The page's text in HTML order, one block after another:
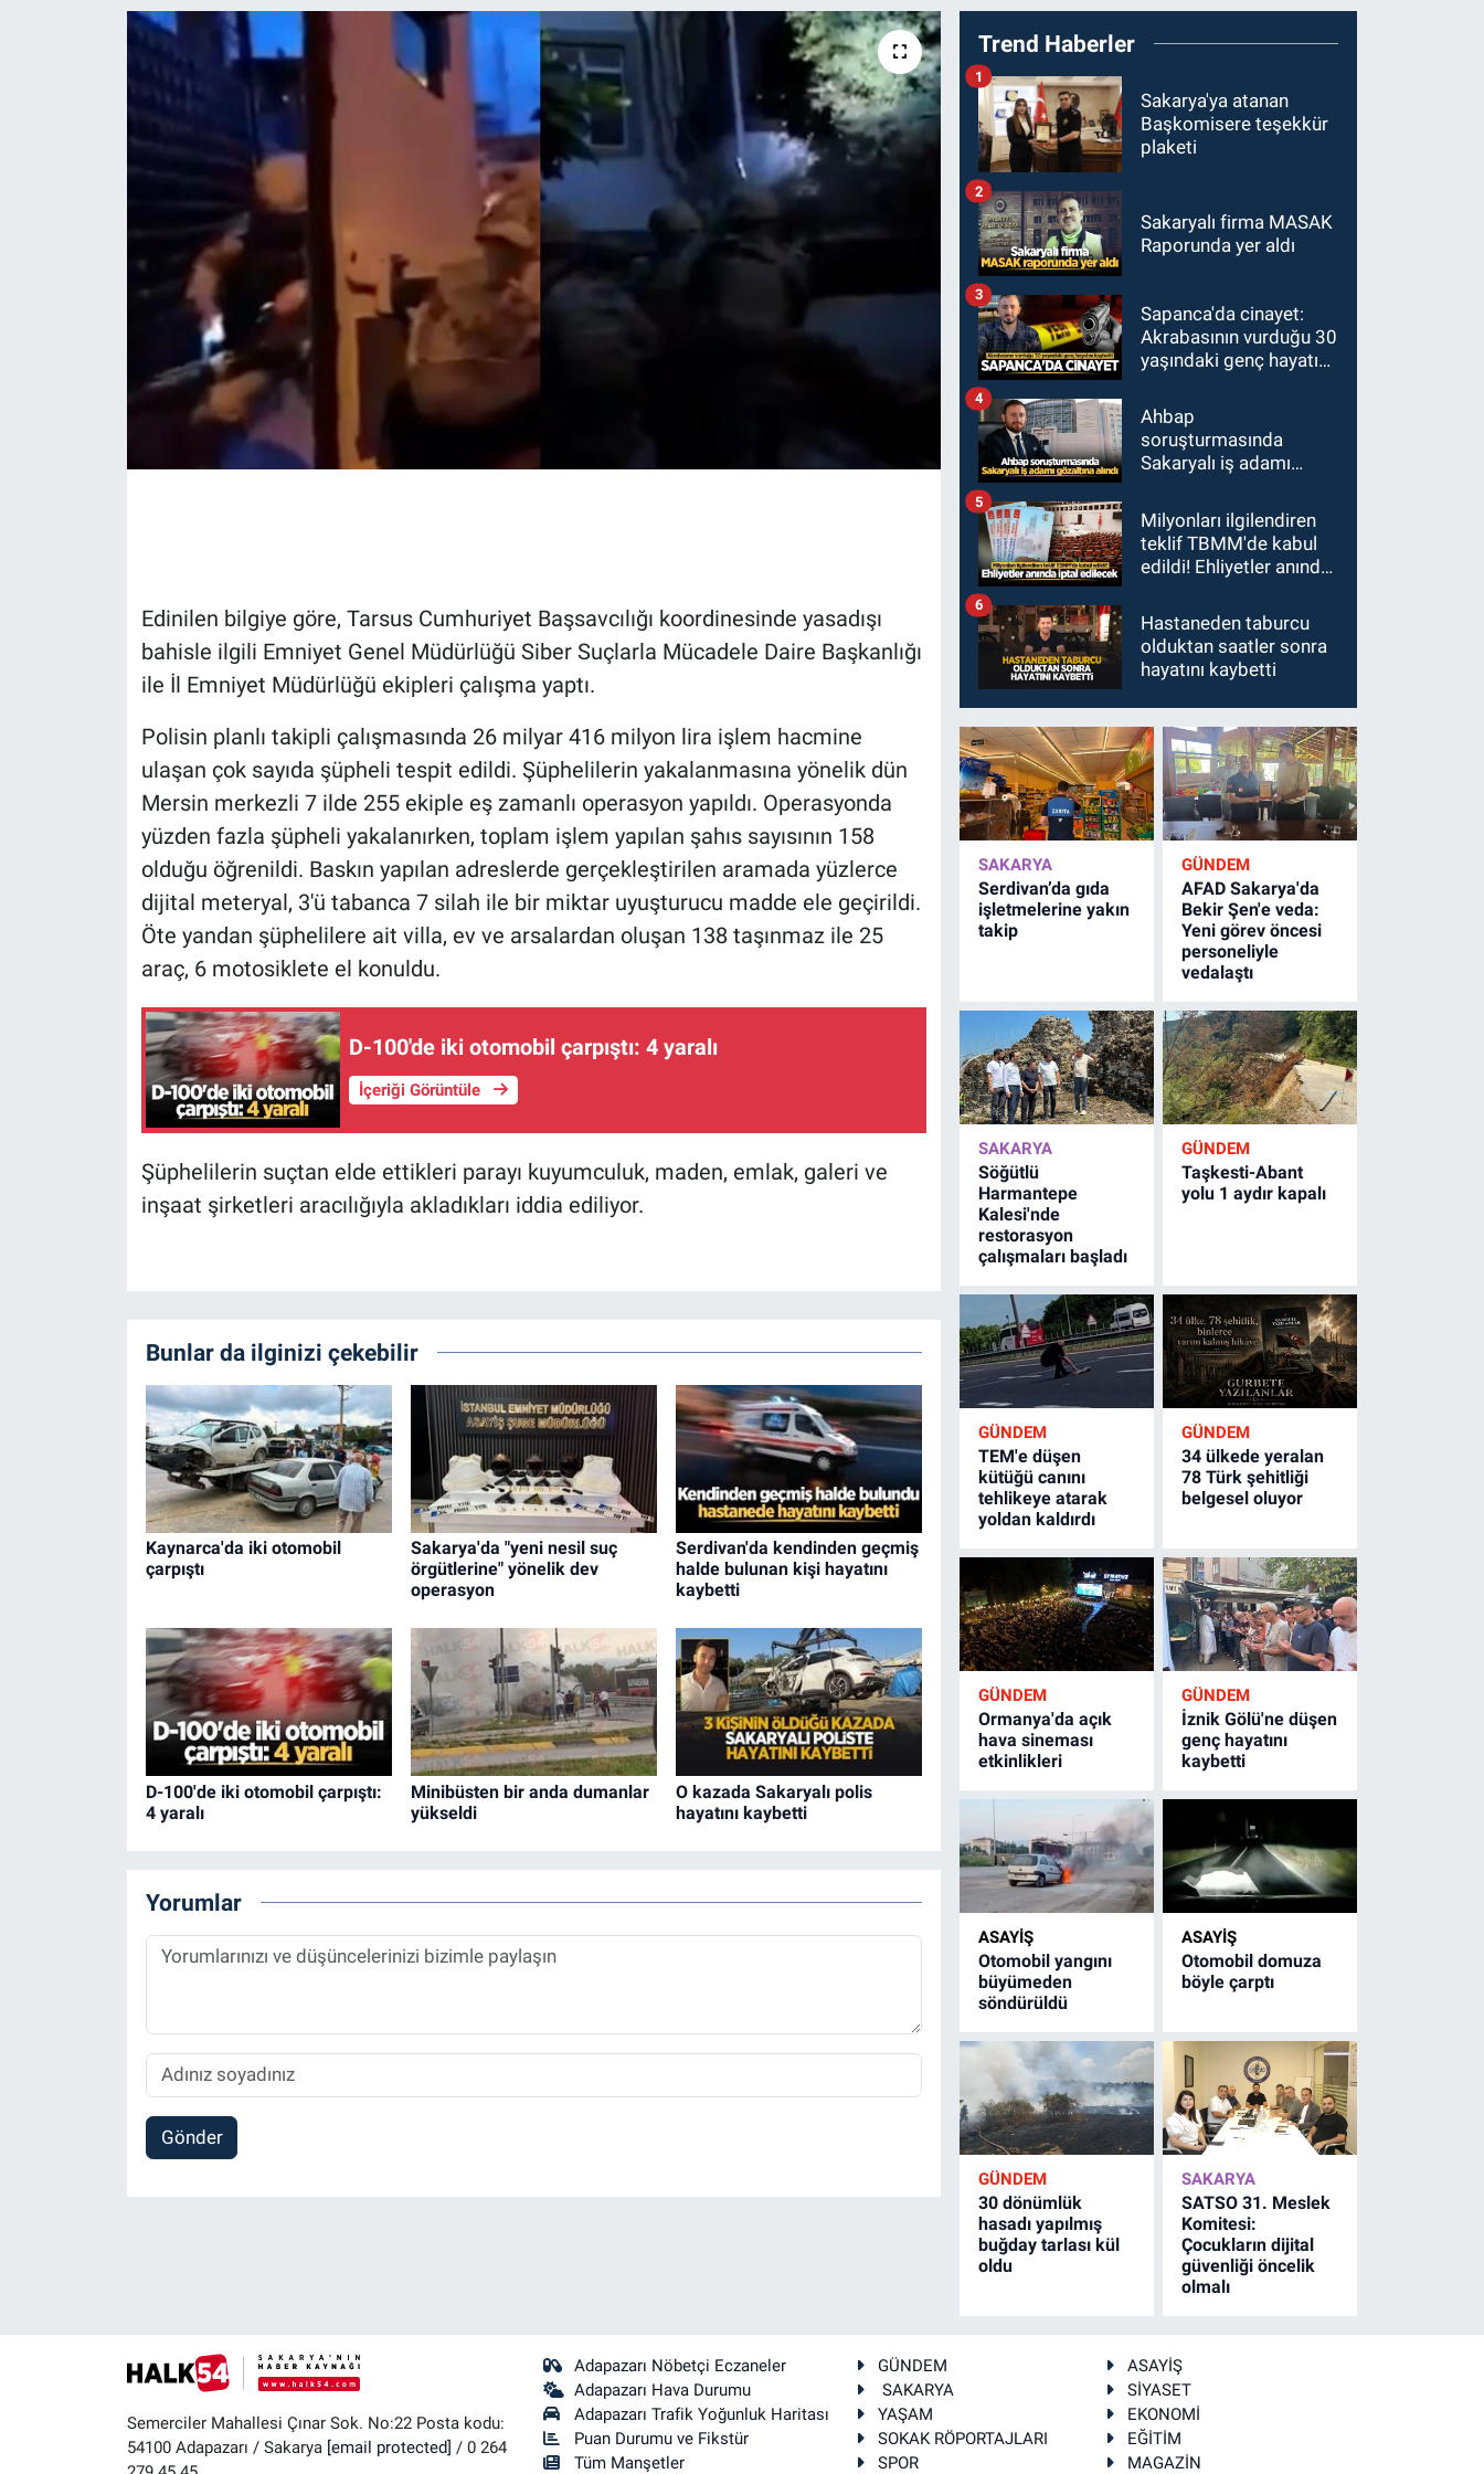
Edinilen bilgiye göre, Tarsus Cumhuriyet Başsavcılığı koordinesinde yasadışı
bahisle ilgili Emniyet Genel Müdürlüğü Siber Suçlarla Mücadele Daire Başkanlığı
ile İl Emniyet Müdürlüğü ekipleri çalışma yaptı.
Polisin planlı takipli çalışmasında 26 milyar 416 milyon lira işlem hacmine
ulaşan çok sayıda şüpheli tespit edildi. Şüphelilerin yakalanmasına yönelik dün
Mersin merkezli 7 ilde 255 ekiple eş zamanlı operasyon yapıldı. Operasyonda
yüzden fazla şüpheli yakalanırken, toplam işlem yapılan şahıs sayısının 158
olduğu öğrenildi. Baskın yapılan adreslerde gerçekleştirilen aramada yüzlerce
dijital meteryal, 3'ü tabanca 7 silah ile bir miktar uyuşturucu madde ele geçirildi.
Öte yandan şüphelilere ait villa, ev ve arsalardan oluşan 138 taşınmaz ile 25
araç, 6 motosiklete el konuldu.
D-100'de iki otomobil çarpıştı: 4 yaralı
İçeriği Görüntüle
Şüphelilerin suçtan elde ettikleri parayı kuyumculuk, maden, emlak, galeri ve
inşaat şirketleri aracılığıyla akladıkları iddia ediliyor.
Bunlar da ilginizi çekebilir
Kaynarca'da iki otomobil
çarpıştı
Sakarya'da "yeni nesil suç
örgütlerine" yönelik dev
operasyon
Serdivan'da kendinden geçmiş
halde bulunan kişi hayatını
kaybetti
D-100'de iki otomobil çarpıştı:
4 yaralı
Minibüsten bir anda dumanlar
yükseldi
O kazada Sakaryalı polis
hayatını kaybetti
Yorumlar
Gönder
Trend Haberler
Sakarya'ya atanan
Başkomisere teşekkür
plaketi
1
Sakaryalı firma MASAK
Raporunda yer aldı
2
Sapanca'da cinayet:
Akrabasının vurduğu 30
yaşındaki genç hayatını
3
Ahbap
soruşturmasında
Sakaryalı iş adamı
4
Milyonları ilgilendiren
teklif TBMM'de kabul
edildi! Ehliyetler anında
5
Hastaneden taburcu
olduktan saatler sonra
hayatını kaybetti
6
SAKARYA
Serdivan’da gıda
işletmelerine yakın
takip
GÜNDEM
AFAD Sakarya'da
Bekir Şen'e veda:
Yeni görev öncesi
personeliyle
vedalaştı
SAKARYA
Söğütlü
Harmantepe
Kalesi'nde
restorasyon
çalışmaları başladı
GÜNDEM
Taşkesti-Abant
yolu 1 aydır kapalı
GÜNDEM
TEM'e düşen
kütüğü canını
tehlikeye atarak
yoldan kaldırdı
GÜNDEM
34 ülkede yeralan
78 Türk şehitliği
belgesel oluyor
GÜNDEM
Ormanya'da açık
hava sineması
etkinlikleri
GÜNDEM
İznik Gölü'ne düşen
genç hayatını
kaybetti
ASAYİŞ
Otomobil yangını
büyümeden
söndürüldü
ASAYİŞ
Otomobil domuza
böyle çarptı
GÜNDEM
30 dönümlük
hasadı yapılmış
buğday tarlası kül
oldu
SAKARYA
SATSO 31. Meslek
Komitesi:
Çocukların dijital
güvenliği öncelik
olmalı
Semerciler Mahallesi Çınar Sok. No:22 Posta kodu:
54100 Adapazarı / Sakarya [email protected] / 0 264
Adapazarı Nöbetçi Eczaneler
Adapazarı Hava Durumu
Adapazarı Trafik Yoğunluk Haritası
Puan Durumu ve Fikstür
Tüm Manşetler
GÜNDEM
ASAYİŞ
SAKARYA
SİYASET
YAŞAM
EKONOMİ
SOKAK RÖPORTAJLARI
EĞİTİM
SPOR
MAGAZİN
ÖZEL HABER